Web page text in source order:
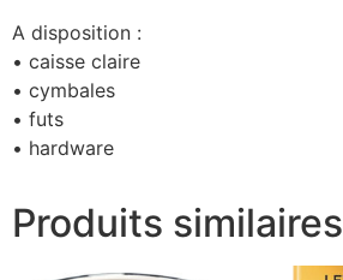
A disposition :
• caisse claire
• cymbales
• futs
• hardware
Produits similaires